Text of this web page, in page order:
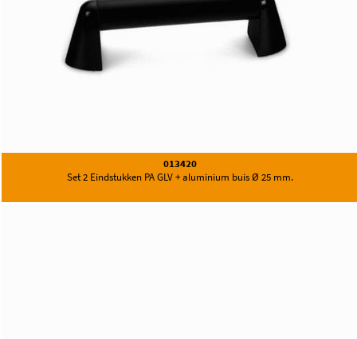
013420
Set 2 Eindstukken PA GLV + aluminium buis Ø 25 mm.